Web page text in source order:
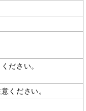
ださい。
ください。